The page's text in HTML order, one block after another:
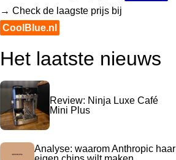
→ Check de laagste prijs bij
CoolBlue.nl
Het laatste nieuws
Review: Ninja Luxe Café
Mini Plus
Analyse: waarom Anthropic haar